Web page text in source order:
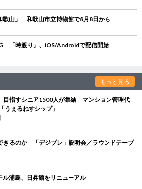
歌山」 和歌山市立博物館で8月8日から
「時渡り」、iOS/Androidで配信開始
もっと見る
目指すシニア1500人が集結 マンション管理代
うぇるねすシップ」
きるのか 「デジブレ」説明会／ラウンドテーブ
浦島、日昇館をリニューアル